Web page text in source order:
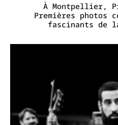
À Montpellier,
Premières photos
fascinants de